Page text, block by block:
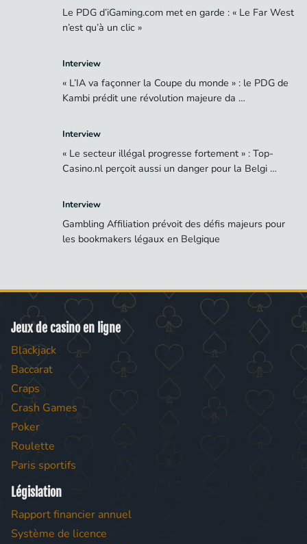
Le PDG d’iGaming.com met en garde : « Le Far West
n’est qu’à un clic »
Interview
« L’IA va façonner la Coupe du monde » : le PDG de
Kambi prédit une révolution majeure da …
Interview
« Le secteur illégal progresse fortement » : Top-
Casino.nl perçoit aussi un danger pour la Belgi …
Interview
Gambling Affiliation prévoit des défis majeurs pour
les bookmakers légaux en Belgique
Jeux de casino en ligne
Blackjack
Baccarat
Craps
Crash Games
Poker
Roulette
Paris sportifs
Législation
Rapport financier annuel
Système de licence